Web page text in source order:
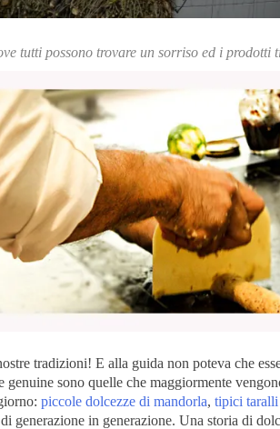
tutti possono trovare un sorriso ed i prodotti
tradizioni! E alla guida non poteva che
sono quelle che maggiormente
piccole dolcezze di mandorla, tipici taralli
generazione in generazione. Una storia di